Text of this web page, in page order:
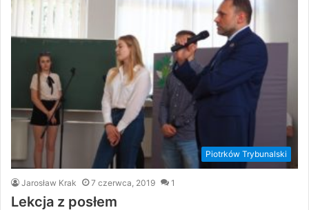
Piotrków Trybunalski
Jarosław Krak 7 czerwca, 2019 1
Lekcja z posłem